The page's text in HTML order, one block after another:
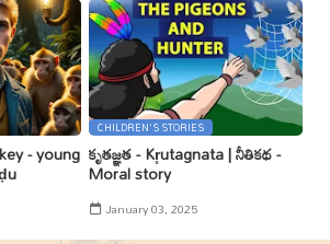
- young
CHILDREN'S STORIES
కృతజ్ఞత - Kr̥utagnata | నీతికథ -
Moral story
January 03, 2025